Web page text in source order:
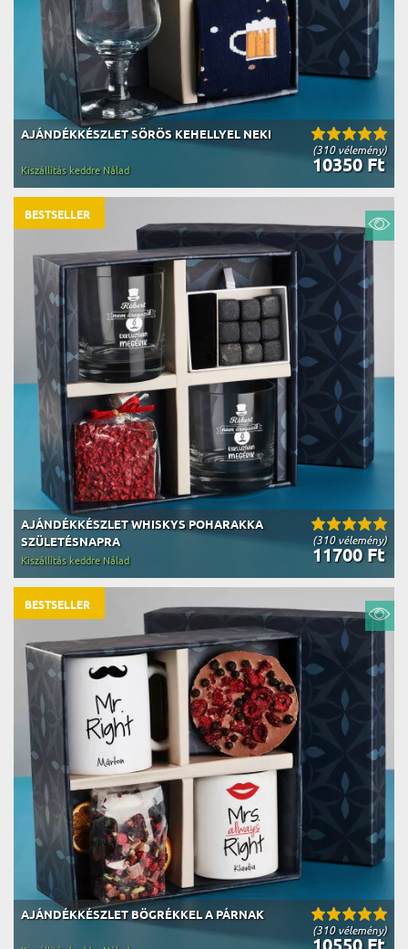
(310 vélemény)
AJÁNDÉKKÉSZLET SÖRÖS KEHELLYEL NEKI
10350 Ft
Kiszállítás keddre Nálad
(310 vélemény)
AJÁNDÉKKÉSZLET WHISKYS POHARAKKA
SZÜLETÉSNAPRA
11700 Ft
Kiszállítás keddre Nálad
BESTSELLER
(310 vélemény)
AJÁNDÉKKÉSZLET BÖGRÉKKEL A PÁRNAK
BESTSELLER